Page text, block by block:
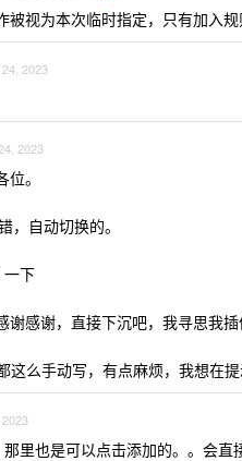
被视为本次临时指定，只有加入
2023
2023
。
，自动切换的。
一下
谢感谢，直接下沉吧，我寻思我
这么手动写，有点麻烦，我想在
那里也是可以点击添加的。。会直